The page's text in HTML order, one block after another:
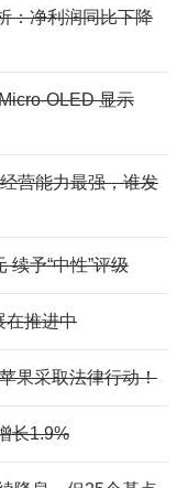
：净利润同比下降
OLED 显示
营能力最强，谁发
续予“中性”评级
在推进中
果采取法律行动！
长1.9%